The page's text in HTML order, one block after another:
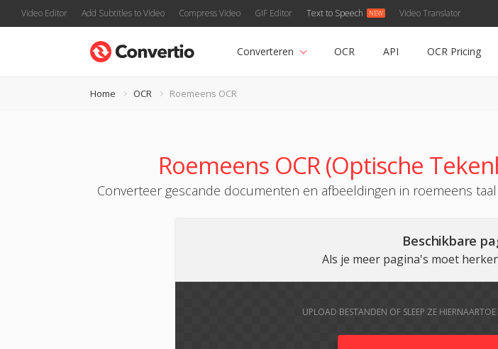
Video Editor Add Subtitles to Video Compress Video GIF Editor Text to Speech Video Translator
Converteren OCR API OCR Pricing
Home OCR Roemeens OCR
Roemeens OCR (Optische
Converteer gescande documenten en afbeeldingen in roemeens
Beschikbare
Als je meer pagina's moet
UPLOAD BESTANDEN OF SLEEP ZE